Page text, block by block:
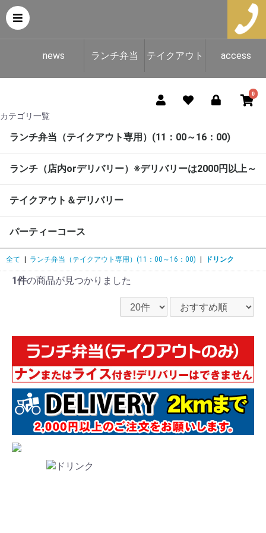
news ランチ弁当 テイクアウト access
0
カテゴリ一覧
ランチ弁当（テイクアウト専用）(11：00～16：00)
ランチ（店内orデリバリー）※デリバリーは2000円以上～
テイクアウト＆デリバリー
パーティーコース
全て ランチ弁当（テイクアウト専用）(11：00～16：00) ドリンク
1件の商品が見つかりました